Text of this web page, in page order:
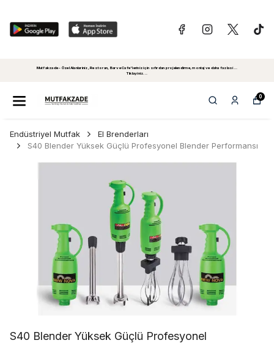
Mutfakzade - Özel Alanlariniz, Restoran, Bar ve Cafe'leriniz için sıfırdan projelendirme, montaj ve daha fazlasi...
Tiklayiniz...
0
Endüstriyel Mutfak
El Brenderları
S40 Blender Yüksek Güçlü Profesyonel Blender Performansı
S40 Blender Yüksek Güçlü Profesyonel